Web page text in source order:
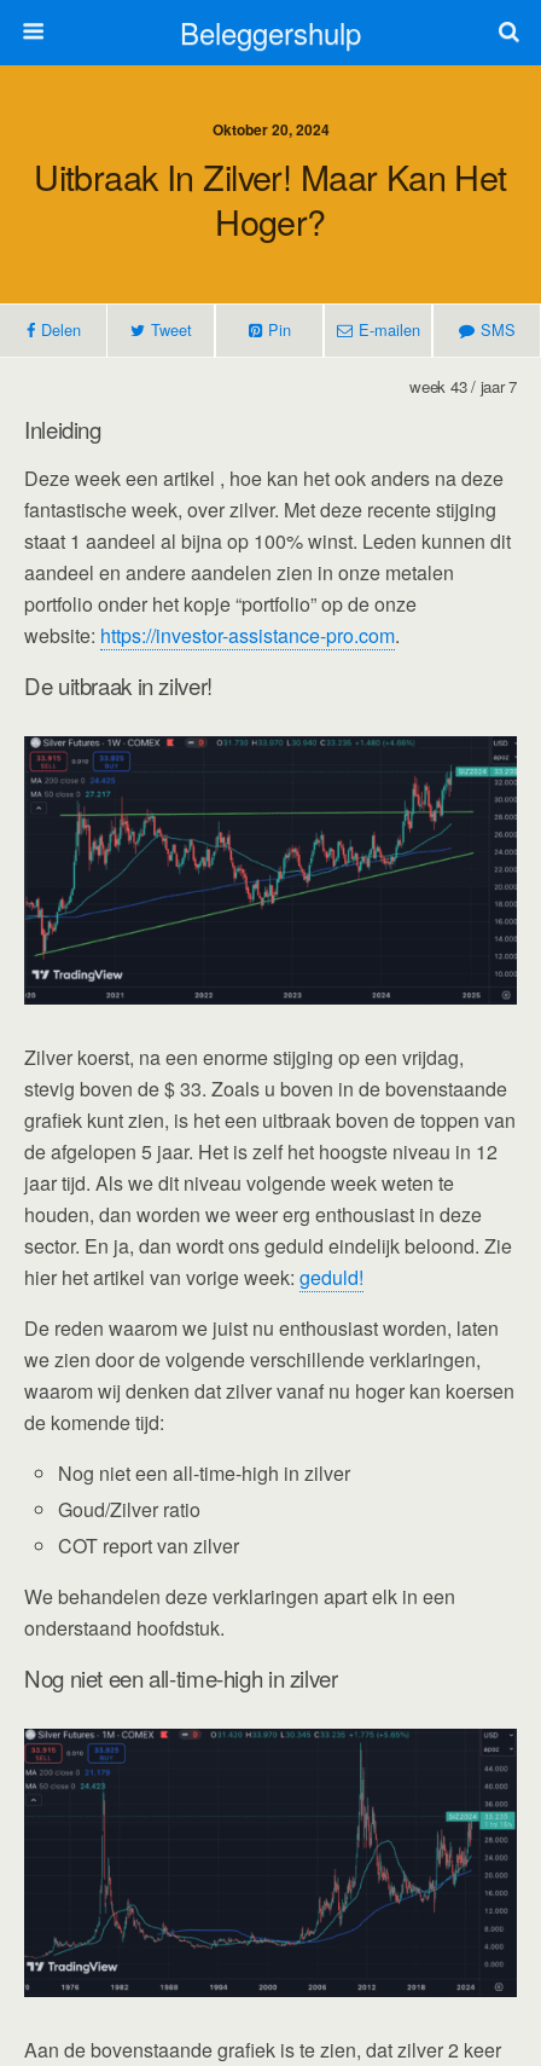
Beleggershulp
Oktober 20, 2024
Uitbraak In Zilver! Maar Kan Het
Hoger?
Delen Tweet Pin E-mailen SMS
week 43 / jaar 7
Inleiding
Deze week een artikel , hoe kan het ook anders na deze
fantastische week, over zilver. Met deze recente stijging
staat 1 aandeel al bijna op 100% winst. Leden kunnen dit
aandeel en andere aandelen zien in onze metalen
portfolio onder het kopje “portfolio” op de onze
website: https://investor-assistance-pro.com.
De uitbraak in zilver!
Zilver koerst, na een enorme stijging op een vrijdag,
stevig boven de $ 33. Zoals u boven in de bovenstaande
grafiek kunt zien, is het een uitbraak boven de toppen van
de afgelopen 5 jaar. Het is zelf het hoogste niveau in 12
jaar tijd. Als we dit niveau volgende week weten te
houden, dan worden we weer erg enthousiast in deze
sector. En ja, dan wordt ons geduld eindelijk beloond. Zie
hier het artikel van vorige week: geduld!
De reden waarom we juist nu enthousiast worden, laten
we zien door de volgende verschillende verklaringen,
waarom wij denken dat zilver vanaf nu hoger kan koersen
de komende tijd:
Nog niet een all-time-high in zilver
Goud/Zilver ratio
COT report van zilver
We behandelen deze verklaringen apart elk in een
onderstaand hoofdstuk.
Nog niet een all-time-high in zilver
Aan de bovenstaande grafiek is te zien, dat zilver 2 keer